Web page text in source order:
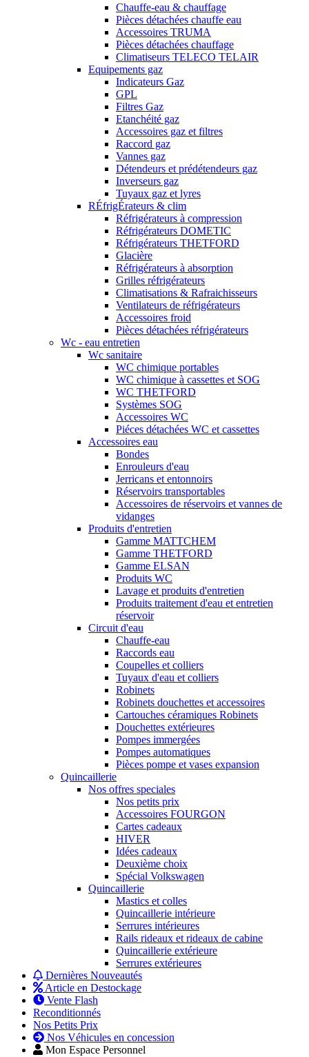
Chauffe-eau & chauffage
Pièces détachées chauffe eau
Accessoires TRUMA
Pièces détachées chauffage
Climatiseurs TELECO TELAIR
Equipements gaz
Indicateurs Gaz
GPL
Filtres Gaz
Etanchéité gaz
Accessoires gaz et filtres
Raccord gaz
Vannes gaz
Détendeurs et prédétendeurs gaz
Inverseurs gaz
Tuyaux gaz et lyres
RÉfrigÉrateurs & clim
Réfrigérateurs à compression
Réfrigérateurs DOMETIC
Réfrigérateurs THETFORD
Glacière
Réfrigérateurs à absorption
Grilles réfrigérateurs
Climatisations & Rafraichisseurs
Ventilateurs de réfrigérateurs
Accessoires froid
Pièces détachées réfrigérateurs
Wc - eau entretien
Wc sanitaire
WC chimique portables
WC chimique à cassettes et SOG
WC THETFORD
Systèmes SOG
Accessoires WC
Piéces détachées WC et cassettes
Accessoires eau
Bondes
Enrouleurs d'eau
Jerricans et entonnoirs
Réservoirs transportables
Accessoires de réservoirs et vannes de
vidanges
Produits d'entretien
Gamme MATTCHEM
Gamme THETFORD
Gamme ELSAN
Produits WC
Lavage et produits d'entretien
Produits traitement d'eau et entretien
réservoir
Circuit d'eau
Chauffe-eau
Raccords eau
Coupelles et colliers
Tuyaux d'eau et colliers
Robinets
Robinets douchettes et accessoires
Cartouches céramiques Robinets
Douchettes extérieures
Pompes immergées
Pompes automatiques
Pièces pompe et vases expansion
Quincaillerie
Nos offres speciales
Nos petits prix
Accessoires FOURGON
Cartes cadeaux
HIVER
Idées cadeaux
Deuxième choix
Spécial Volkswagen
Quincaillerie
Mastics et colles
Quincaillerie intérieure
Serrures intérieures
Rails rideaux et rideaux de cabine
Quincaillerie extérieure
Serrures extérieures
Dernières Nouveautés
Article en Destockage
Vente Flash
Reconditionnés
Nos Petits Prix
Nos Véhicules en concession
Mon Espace Personnel